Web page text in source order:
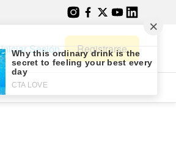
Iniciar Sesión Registrarse